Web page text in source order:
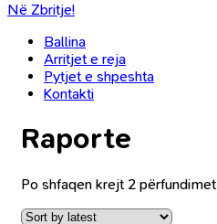
Në Zbritje!
Ballina
Arritjet e reja
Pytjet e shpeshta
Kontakti
Raporte
Po shfaqen krejt 2 përfundimet